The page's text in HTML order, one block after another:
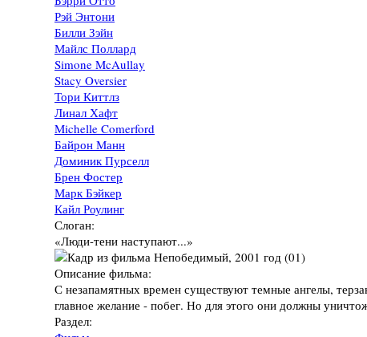
Рэй Энтони
Билли Зэйн
Майлс Поллард
Simone McAullay
Stacy Oversier
Тори Киттлз
Линал Хафт
Michelle Comerford
Байрон Манн
Доминик Пурселл
Брен Фостер
Марк Бэйкер
Кайл Роулинг
Слоган:
«Люди-тени наступают...»
Описание фильма:
С незапамятных времен существуют темные ангелы,
главное желание - побег. Но для этого они должны
Раздел: